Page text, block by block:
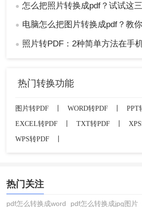
● 怎么把照片转换成pdf？试试这
● 电脑怎么把图片转换成pdf？教你4
● 照片转PDF：2种简单方法在手机端和
热门转换功能
图片转PDF WORD转PDF PPT
EXCEL转PDF
TXT转PDF
WPS转PDF
热门关注
pdf怎么转换成word pdf怎么转换成jpg图片